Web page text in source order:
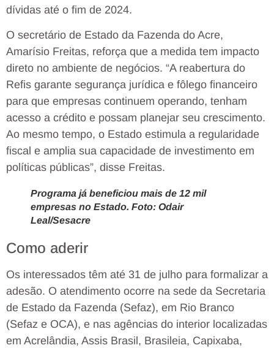
dívidas até o fim de 2024.
O secretário de Estado da Fazenda do Acre,
Amarísio Freitas, reforça que a medida tem impacto
direto no ambiente de negócios. “A reabertura do
Refis garante segurança jurídica e fôlego financeiro
para que empresas continuem operando, tenham
acesso a crédito e possam planejar seu crescimento.
Ao mesmo tempo, o Estado estimula a regularidade
fiscal e amplia sua capacidade de investimento em
políticas públicas”, disse Freitas.
Programa já beneficiou mais de 12 mil
empresas no Estado. Foto: Odair
Leal/Sesacre
Como aderir
Os interessados têm até 31 de julho para formalizar a
adesão. O atendimento ocorre na sede da Secretaria
de Estado da Fazenda (Sefaz), em Rio Branco
(Sefaz e OCA), e nas agências do interior localizadas
em Acrelândia, Assis Brasil, Brasileia, Capixaba,